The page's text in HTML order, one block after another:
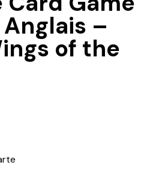
–
of the